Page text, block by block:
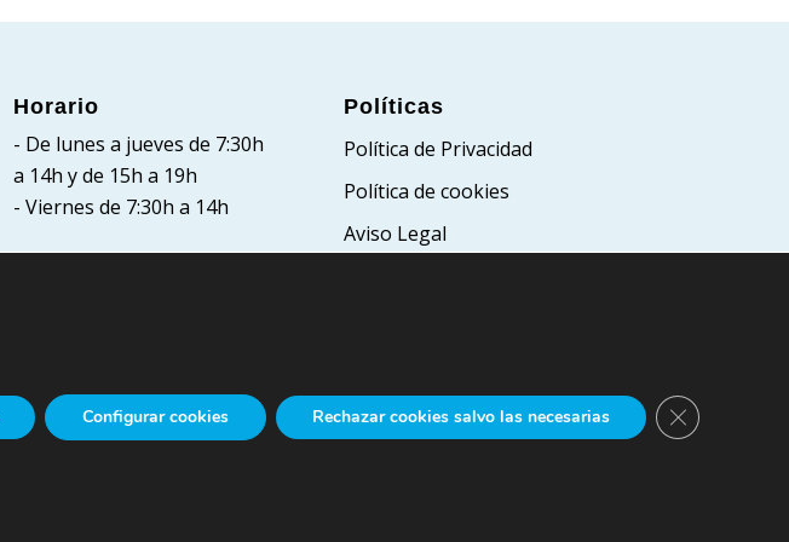
Horario
- De lunes a jueves de 7:30h
a 14h y de 15h a 19h
- Viernes de 7:30h a 14h
Políticas
Política de Privacidad
Política de cookies
Aviso Legal
Rechazar cookies salvo las necesarias
Configurar cookies Cerrar el